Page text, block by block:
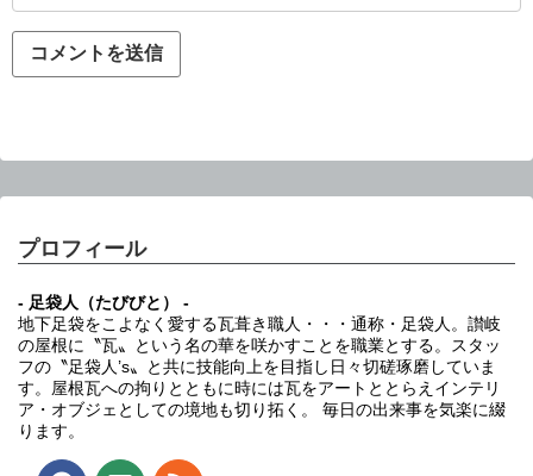
プロフィール
- 足袋人（たびびと） -
地下足袋をこよなく愛する瓦葺き職人・・・通称・足袋人。讃岐
の屋根に〝瓦〟という名の華を咲かすことを職業とする。スタッ
フの〝足袋人’s〟と共に技能向上を目指し日々切磋琢磨していま
す。屋根瓦への拘りとともに時には瓦をアートととらえインテリ
ア・オブジェとしての境地も切り拓く。 毎日の出来事を気楽に綴
ります。